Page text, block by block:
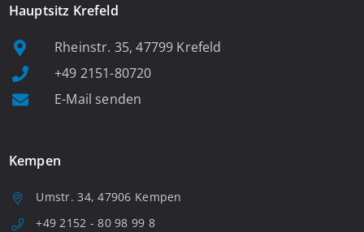
Hauptsitz Krefeld
Rheinstr. 35, 47799 Krefeld
+49 2151-80720
E-Mail senden
Kempen
Umstr. 34, 47906 Kempen
+49 2152 - 80 98 99 8